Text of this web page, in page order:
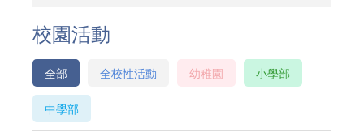
校園活動
全部 全校性活動 幼稚園 小學部
中學部